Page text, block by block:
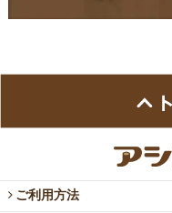
ご利用方法